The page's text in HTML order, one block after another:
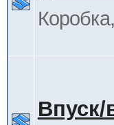
Впуск/